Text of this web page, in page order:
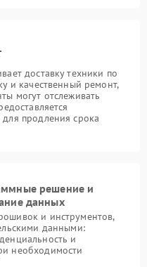
доставку техники по
и качественный ремонт,
могут отслеживать
продления срока
решение и
данных
и инструментов,
данными:
и
необходимости